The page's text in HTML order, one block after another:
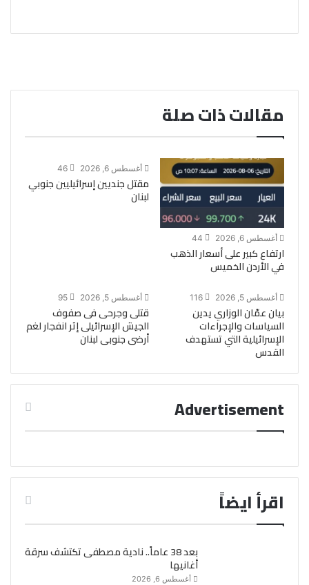
مقالات ذات صلة
أغسطس 6, 2026 44
ارتفاع كبير على أسعار الذهب
في الأردن الخميس
أغسطس 6, 2026 46
مقتل جنديين إسرائيليين جنوبي
لبنان
أغسطس 5, 2026 116
بيان عمّان الوزاري يدين
السياسات والإجراءات
الإسرائيلية التي تستهدف
القدس
أغسطس 5, 2026 95
قتلى وجرحى فى صفوف
الجيش الإسرائيلى إثر انفجار لغم
أرضى جنوبى لبنان
Advertisement
اقرأ ايضاً
بعد 38 عاماً.. نادية مصطفى تكتشف سرقة
أغانيها
أغسطس 6, 2026